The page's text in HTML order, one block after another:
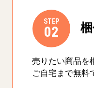
STEP
02
売りたい商品を
ご自宅まで無料